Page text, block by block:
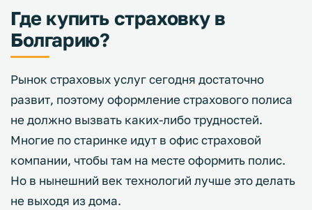
Где купить страховку в
Болгарию?
Рынок страховых услуг сегодня достаточно
развит, поэтому оформление страхового полиса
не должно вызвать каких-либо трудностей.
Многие по старинке идут в офис страховой
компании, чтобы там на месте оформить полис.
Но в нынешний век технологий лучше это делать
не выходя из дома.